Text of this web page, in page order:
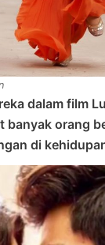
dalam film
banyak orang
di